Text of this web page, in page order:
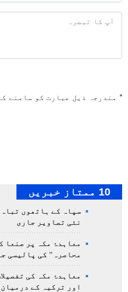
* مندرجہ ذیل عبارت کو سامنے
10 ممتاز خبریں
سپاہ کے ہاتھوں
نئی تصاویر جاری
معاہدۂ مکہ پر صنعا
محاصرہ" کی پالیسی
معاہدۂ مکہ کی
اور ترکیہ کے